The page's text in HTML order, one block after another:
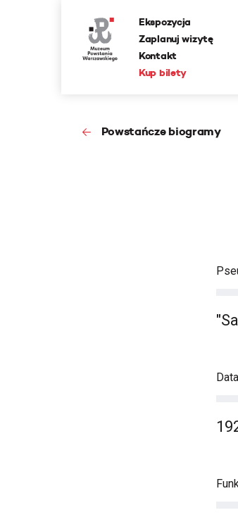
Ekspozycja
Zaplanuj wizytę
Kontakt
Kup bilety
Powstańcze biogramy